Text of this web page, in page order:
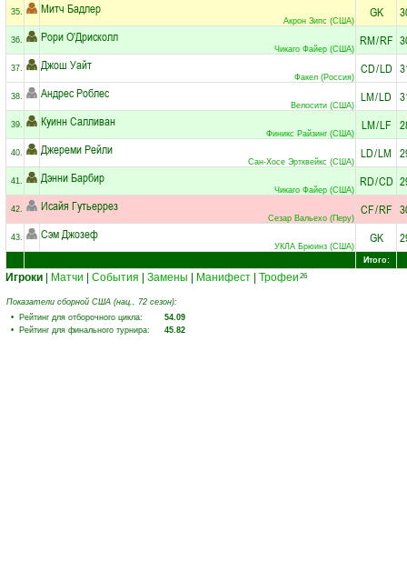
35. Митч Бадлер
Акрон Зипс (США)
GK
36. Рори О'Дрисколл
Чикаго Файер (США)
RM/RF
37. Джош Уайт
Факел (Россия)
CD/LD
38. Андрес Роблес
Велосити (США)
LM/LD
39. Куинн Салливан
Финикс Райзинг (США)
LM/LF
40. Джереми Рейли
Сан-Хосе Эртквейкс (США)
LD/LM
41. Дэнни Барбир
Чикаго Файер (США)
RD/CD
42. Исайя Гутьеррез
Сезар Вальехо (Перу)
CF/RF
43. Сэм Джозеф
УКЛА Брюинз (США)
GK
Итого:
Игроки Матчи События Замены Манифест Трофеи 26
Показатели сборной США (нац., 72 сезон):
• Рейтинг для отборочного цикла:
54.09
• Рейтинг для финального турнира:
45.82